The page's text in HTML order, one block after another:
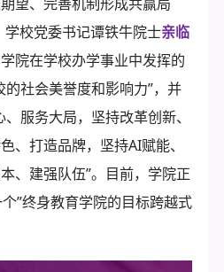
学校党委书记谭铁牛院士亲临
院在学校办学事业中发挥的
社会美誉度和影响力”，并
服务大局，坚持改革创新、
、打造品牌，坚持AI赋能、
、建强队伍”。目前，学院正
”终身教育学院的目标跨越式